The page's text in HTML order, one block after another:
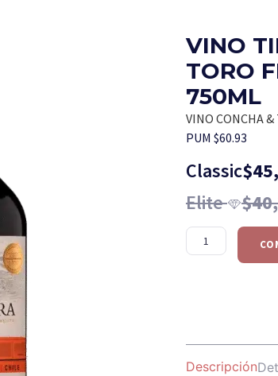
VINO
TORO
750ML
VINO CONCHA
PUM $60.93
Classic$
Elite $
Descripción